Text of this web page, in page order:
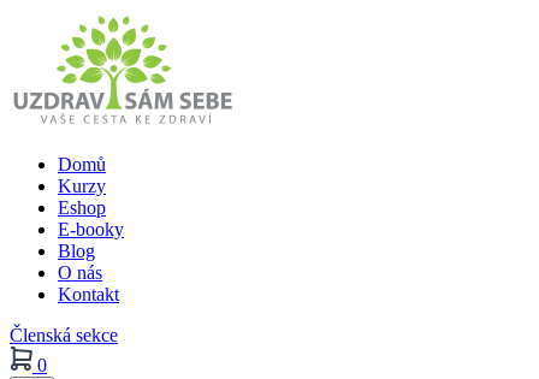
Domů
Kurzy
Eshop
E-booky
Blog
O nás
Kontakt
Členská sekce
0